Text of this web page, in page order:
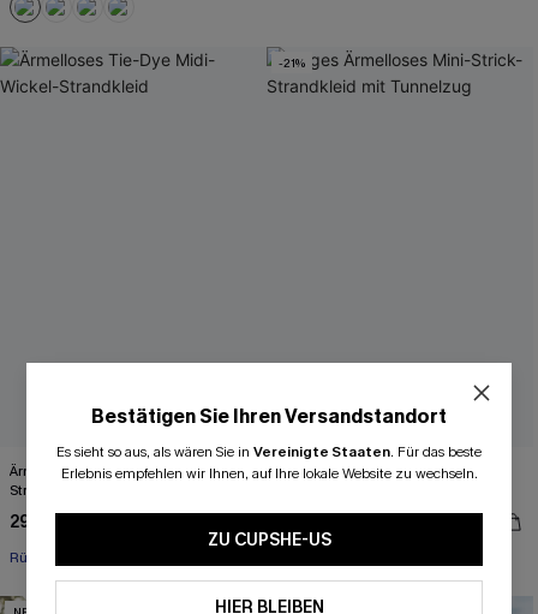
Ärmelloses Tie-Dye Midi-Wickel-
Strandkleid
29,00 €
Rüschen
-21%
Beiges Ärmelloses Mini-Strick-
Bestätigen Sie Ihren Versandstandort
Es sieht so aus, als wären Sie in Vereinigte Staaten. Für das beste
Erlebnis empfehlen wir Ihnen, auf Ihre lokale Website zu wechseln.
ZU CUPSHE-US
HIER BLEIBEN